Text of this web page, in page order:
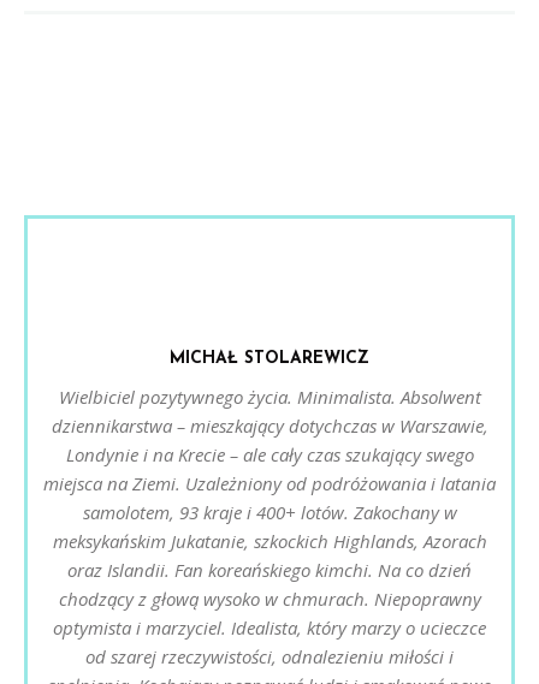
MICHAŁ STOLAREWICZ
Wielbiciel pozytywnego życia. Minimalista. Absolwent
dziennikarstwa – mieszkający dotychczas w Warszawie,
Londynie i na Krecie – ale cały czas szukający swego
miejsca na Ziemi. Uzależniony od podróżowania i latania
samolotem, 93 kraje i 400+ lotów. Zakochany w
meksykańskim Jukatanie, szkockich Highlands, Azorach
oraz Islandii. Fan koreańskiego kimchi. Na co dzień
chodzący z głową wysoko w chmurach. Niepoprawny
optymista i marzyciel. Idealista, który marzy o ucieczce
od szarej rzeczywistości, odnalezieniu miłości i